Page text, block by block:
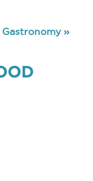
Gastronomy»